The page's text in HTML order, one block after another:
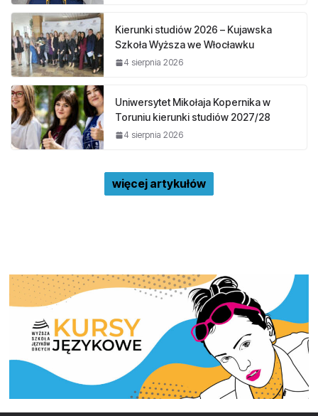
Kierunki studiów 2026 – Kujawska
Szkoła Wyższa we Włocławku
4 sierpnia 2026
Uniwersytet Mikołaja Kopernika w
Toruniu kierunki studiów 2027/28
4 sierpnia 2026
więcej artykułów